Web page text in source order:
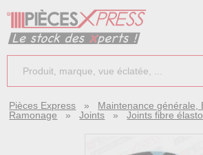
Pièces Express » Maintenance générale,
Ramonage »Joints »Joints fibre